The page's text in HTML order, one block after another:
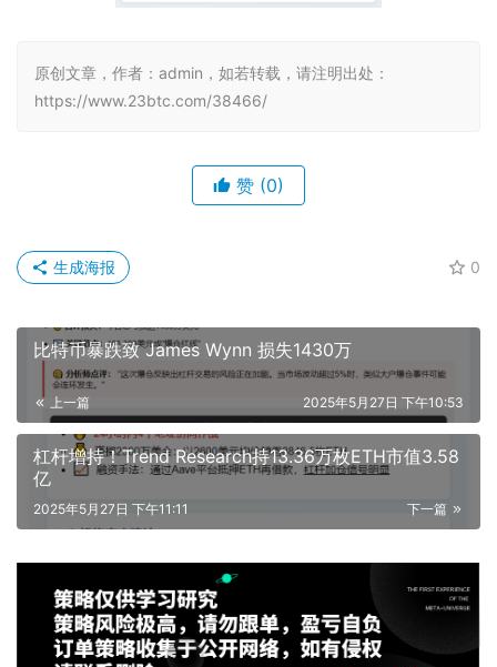
原创文章，作者：admin，如若转载，请注明出处：
https://www.23btc.com/38466/
赞 (0)
0
生成海报
比特币暴跌致 James Wynn 损失1430万
上一篇 2025年5月27日 下午10:53
杠杆增持！Trend Research持13.36万枚ETH市值3.58
亿
下一篇
2025年5月27日 下午11:11